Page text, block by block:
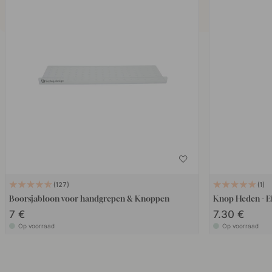
127
Boorsjabloon voor handgrepen & Knoppen
7 €
Op voorraad
1
Knop Heden -
7.30 €
Op voorraad